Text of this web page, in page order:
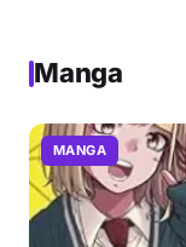
Manga
MANGA